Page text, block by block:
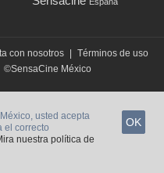
con nosotros | Términos de uso
©SensaCine México
usted acepta
el correcto
nuestra política de
OK